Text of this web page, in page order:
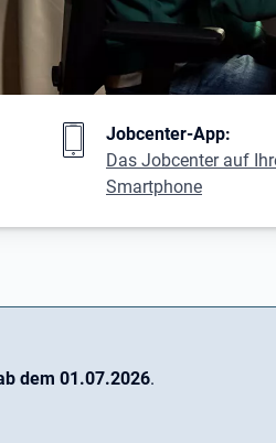
Jobcenter-App:
Das Jobcenter auf
Smartphone
dem 01.07.2026.